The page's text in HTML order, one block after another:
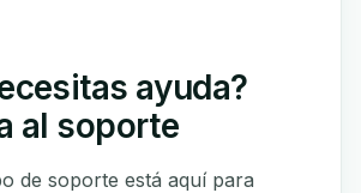
ayuda?
al soporte
de soporte está aquí para